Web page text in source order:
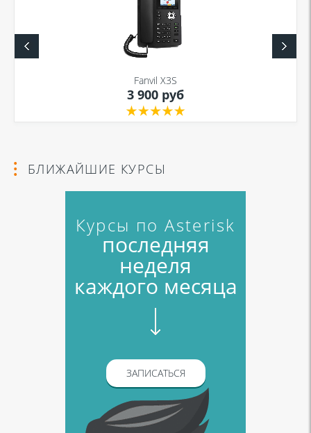
Fanvil X3S
3 900 руб
БЛИЖАЙШИЕ КУРСЫ
Курсы по Asterisk
последняя
неделя
каждого месяца
ЗАПИСАТЬСЯ